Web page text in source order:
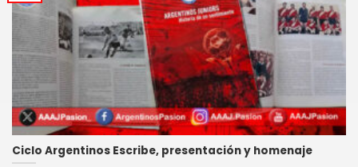
Ciclo Argentinos Escribe, presentación y homenaje